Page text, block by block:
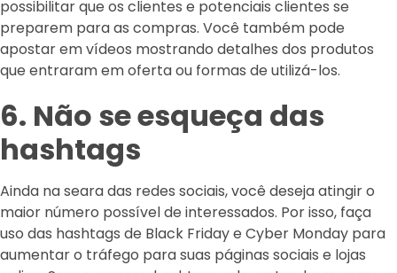
possibilitar que os clientes e potenciais clientes se
preparem para as compras. Você também pode
apostar em vídeos mostrando detalhes dos produtos
que entraram em oferta ou formas de utilizá-los.
6. Não se esqueça das
hashtags
Ainda na seara das redes sociais, você deseja atingir o
maior número possível de interessados. Por isso, faça
uso das hashtags de Black Friday e Cyber Monday para
aumentar o tráfego para suas páginas sociais e lojas